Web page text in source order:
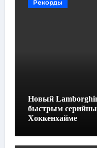
Рекорды
Новый
быстрым
Хоккенхайме